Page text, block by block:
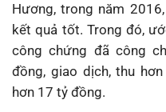
Hương, trong năm
kết quả tốt. Trong đó,
công chứng đã công
đồng, giao dịch, thu
hơn 17 tỷ đồng.